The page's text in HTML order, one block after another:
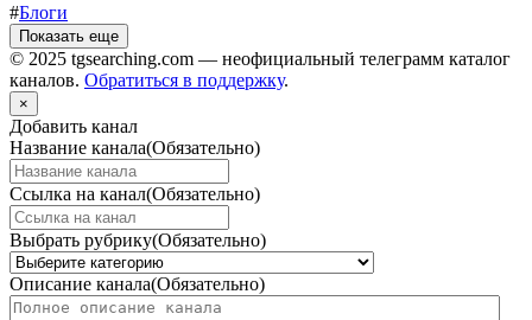
#Блоги
Показать еще
© 2025 tgsearching.com — неофициальный телеграмм каталог
каналов. Обратиться в поддержку.
×
Добавить канал
Название канала(Обязательно)
Ссылка на канал(Обязательно)
Выбрать рубрику(Обязательно)
Описание канала(Обязательно)